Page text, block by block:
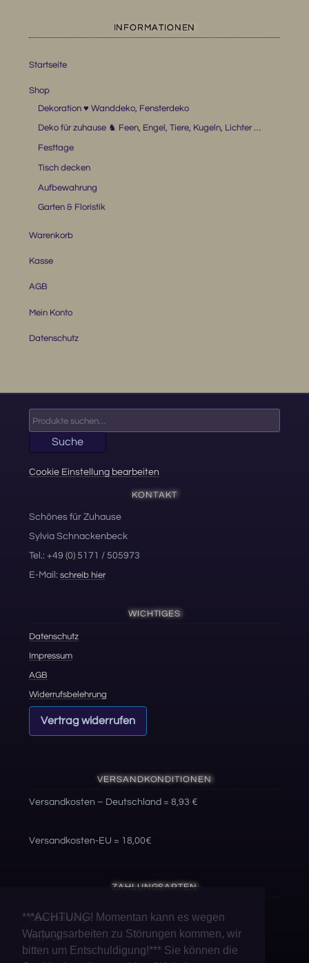
INFORMATIONEN
Startseite
Shop
Dekoration ♥ Wanddeko, Fensterdeko
Deko für zuhause ♞ Feen, Engel, Tiere, Kugeln, Lichter …
Festtage
Tisch decken
Aufbewahrung
Garten & Floristik
Warenkorb
Kasse
AGB
Mein Konto
Datenschutz
nach:
Suche
Cookie Einstellung bearbeiten
KONTAKT
Schönes für Zuhause
Sylvia Schnackenbeck
Tel.: +49 (0) 5171 / 505973
E-Mail:schreib hier
WICHTIGES
Datenschutz
Impressum
AGB
Widerrufsbelehrung
Vertrag widerrufen
VERSANDKONDITIONEN
Versandkosten – Deutschland = 8,93 €
Versandkosten-EU = 18,00€
ZAHLUNGSARTEN
Überweisung
PayPal
***ACHTUNG! Momentan kann es wegen
Wartungsarbeiten zu Störungen kommen, wir
bitten um Entschuldigung!*** Sie können die